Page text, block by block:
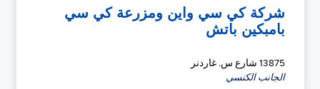
شركة كي سي واين ومزرعة كي سي
بامبكين باتش
13875 شارع س. غاردنر
الجانب الكنسي